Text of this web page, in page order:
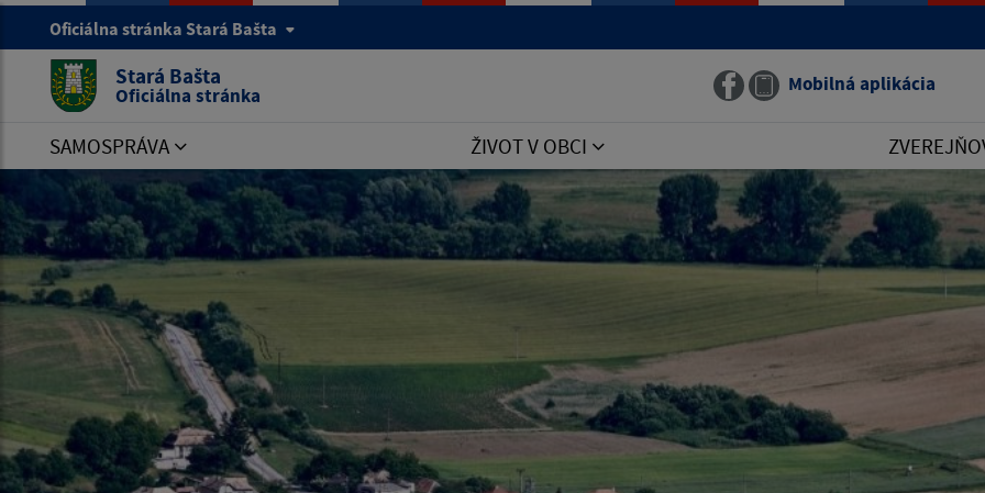
Oficiálna stránka Stará Bašta
Stará Bašta
Oficiálna stránka Mobilná aplikácia
SAMOSPRÁVA ŽIVOT V OBCI